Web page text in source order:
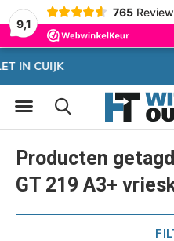
9,1
765
Producten
GT 219 A3+